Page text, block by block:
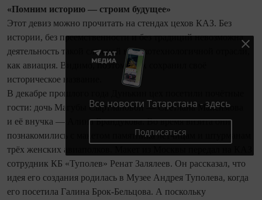
«Помним историю — строим будущее»
Этот девиз можно прочитать на стендах цехов КАЗ. Без
истории, без преемственности и без традиций невозможна
деятельность такой сложной высокотехнологичной отрасли,
как авиация. Видимо, поэтому цех сохранил своё
историческое название.
В декабре прошлого года Дунькин цех посетили почётные
гости: дочь Магубы Сыртлановой — Светлана Максимова
и её внучка — Алина Брандукова. Во время визита они
познакомились с макетом памятника лётчицам и штурманам
трёх женских авиаполков. Макет из Москвы передал на КАЗ
сотрудник КБ «Туполев» Ренат Залялеев. Он рассказал, что
идея его создания родилась в Музее Андрея Туполева, когда
его посетила Галина Брок-Бельцова. А поскольку
Все новости Татарстана - здесь
Подписаться